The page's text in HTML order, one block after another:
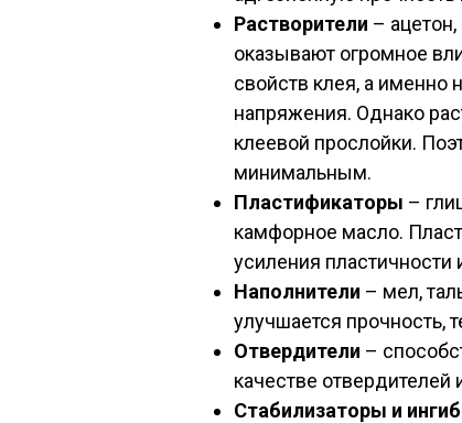
Растворители –
оказывают огромное
свойств клея, а именно
напряжения. Однако
клеевой прослойки.
минимальным.
Пластификаторы –
камфорное масло.
усиления пластичности
Наполнители – мел,
улучшается прочность,
Отвердители –
качестве отвердителей
Стабилизаторы и